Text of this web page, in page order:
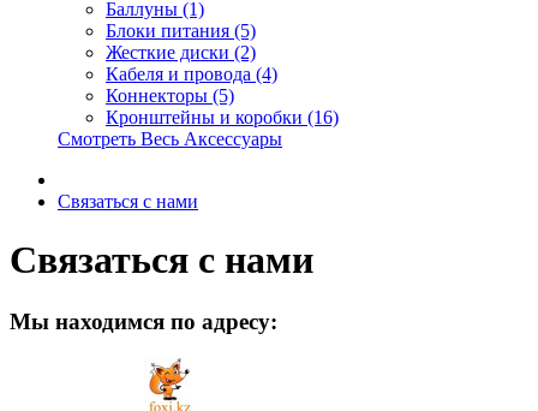
Баллуны (1)
Блоки питания (5)
Жесткие диски (2)
Кабеля и провода (4)
Коннекторы (5)
Кронштейны и коробки (16)
Смотреть Весь Аксессуары
Связаться с нами
Связаться с нами
Мы находимся по адресу: